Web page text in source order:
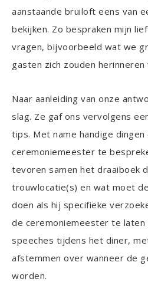
aanstaande bruiloft eens van
bekijken. Zo bespraken mijn
vragen, bijvoorbeeld wat we
gasten zich zouden
Naar aanleiding van onze
slag. Ze gaf ons vervolgens
tips. Met name handige
ceremoniemeester te
tevoren samen het draaiboek
trouwlocatie(s) en wat moet
doen als hij specifieke
de ceremoniemeester te laten
speeches tijdens het diner,
afstemmen over wanneer de
worden.